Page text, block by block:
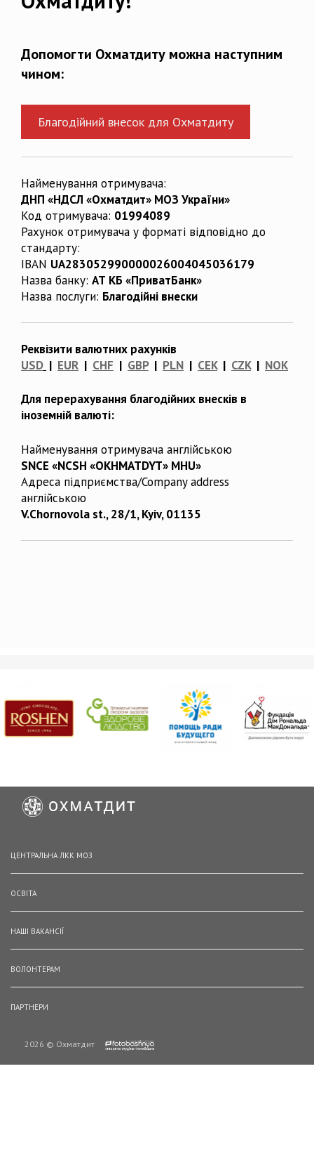
Допомогти Охматдиту можна наступним
чином:
Благодійний внесок для Охматдиту
Найменування отримувача:
ДНП «НДСЛ «Охматдит» МОЗ України»
Код отримувача: 01994089
Рахунок отримувача у форматі відповідно до
стандарту:
IBAN UA283052990000026004045036179
Назва банку: АТ КБ «ПриватБанк»
Назва послуги: Благодійні внески
Реквізити валютних рахунків
USD | EUR | CHF | GBP| PLN | CEK| CZK| NOK
Для перерахування благодійних внесків в
іноземній валюті:
Найменування отримувача англійською
SNCE «NCSH «OKHMATDYT» MHU»
Адреса підприємства/Company address
англійською
V.Chornovola st., 28/1, Kyiv, 01135
ЦЕНТРАЛЬНА ЛКК МОЗ
ОСВІТА
НАШІ ВАКАНСІЇ
ВОЛОНТЕРАМ
ПАРТНЕРИ
2026 © Охматдит